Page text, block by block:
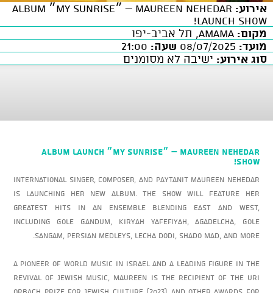
אירוע:
MAUREEN NEHEDAR – ״MY SUNRISE״ ALBUM
LAUNCH SHOW!
מקום:
מועד:
שעה:
סוג אירוע: ישיבה לא מסומנים
MAUREEN NEHEDAR – ״MY SUNRISE״ ALBUM LAUNCH
SHOW!
International singer, composer, and paytanit Maureen Nehedar
is launching her new album. The show will feature her
greatest hits in an ensemble blending East and West,
including Gole Gandum, Kiryah Yafefiyah, Agadelcha, Gole
Sangam, Persian medleys, Lecha Dodi, Shado Mad, and more.
A pioneer of world music in Israel and a leading figure in the
revival of Jewish music, Maureen is the recipient of the Uri
Orbach Prize for Jewish Culture (2023) and other awards for